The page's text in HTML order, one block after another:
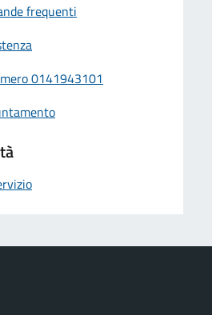
frequenti
0141943101